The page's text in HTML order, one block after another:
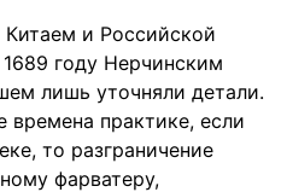
и Российской
году Нерчинским
лишь уточняли детали.
практике, если
то разграничение
фарватеру,